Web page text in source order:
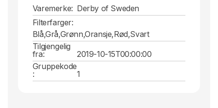
Varemerke: Derby of Sweden
Filterfarger:
Blå,Grå,Grønn,Oransje,Rød,Svart
Tilgjengelig
fra:
2019-10-15T00:00:00
Gruppekode
:
1